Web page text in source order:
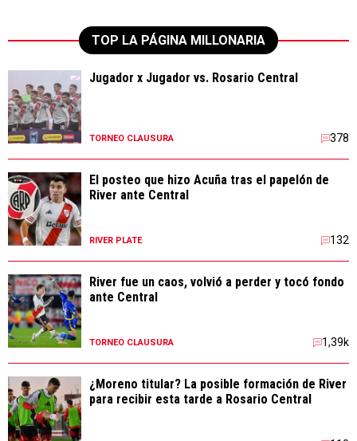
TOP LA PÁGINA MILLONARIA
Jugador x Jugador vs. Rosario Central
TORNEO CLAUSURA 378
El posteo que hizo Acuña tras el papelón de
River ante Central
RIVER PLATE 132
River fue un caos, volvió a perder y tocó fondo
ante Central
TORNEO CLAUSURA 1,39k
¿Moreno titular? La posible formación de River
para recibir esta tarde a Rosario Central